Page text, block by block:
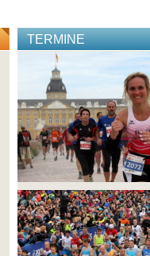
TERMINE